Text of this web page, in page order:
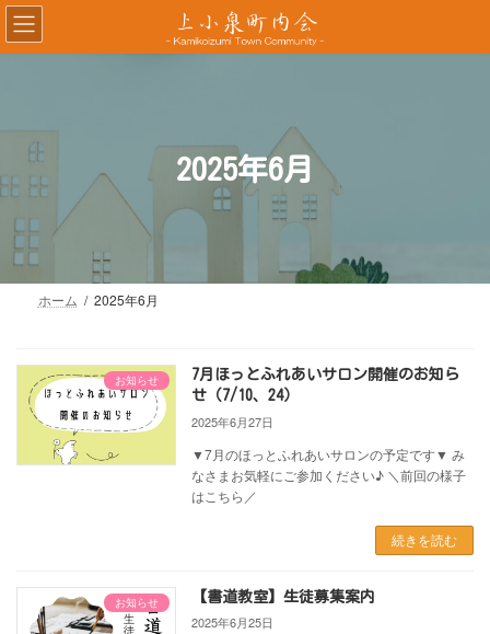
コ
ン
テ
ッ
ナ
ビ
ゲ
移
2025年6月
ホーム 2025年6月
お知らせ
7月ほっとふれあいサロン開催のお知ら
せ（7/10、24）
2025年6月27日
▼7月のほっとふれあいサロンの予定です▼ み
なさまお気軽にご参加ください♪ ＼前回の様子
はこちら／
続きを読む
お知らせ 【書道教室】生徒募集案内
2025年6月25日